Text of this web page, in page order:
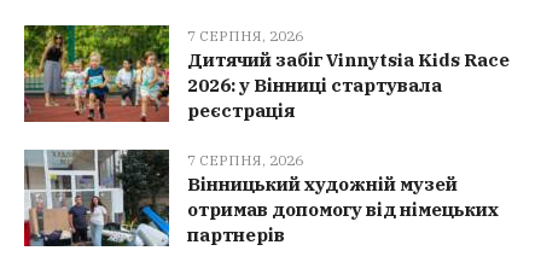
7 СЕРПНЯ, 2026
Дитячий забіг Vinnytsia Kids Race
2026: у Вінниці стартувала
реєстрація
7 СЕРПНЯ, 2026
Вінницький художній музей
отримав допомогу від німецьких
партнерів